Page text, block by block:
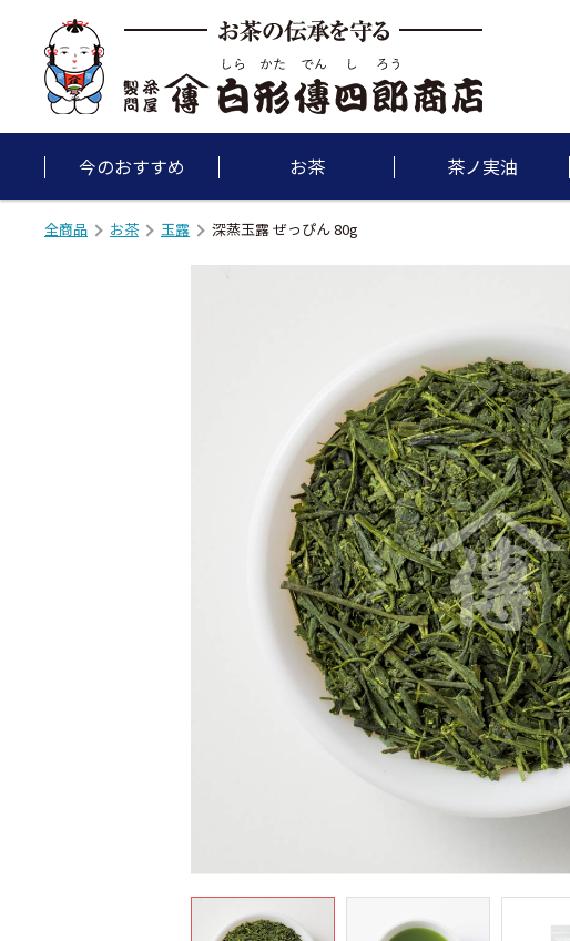
今のおすすめ お茶 茶ノ実油
全商品 お茶 玉露 深蒸玉露 ぜっぴん 80g